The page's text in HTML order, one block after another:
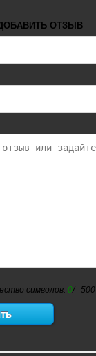
ОТЗЫВ
символов: 0/ 500